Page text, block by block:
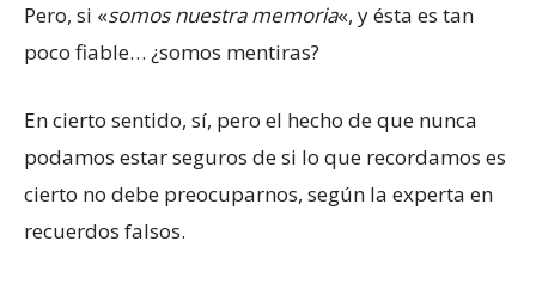
Pero, si «somos nuestra memoria«, y ésta es tan
poco fiable… ¿somos mentiras?
En cierto sentido, sí, pero el hecho de que nunca
podamos estar seguros de si lo que recordamos es
cierto no debe preocuparnos, según la experta en
recuerdos falsos.